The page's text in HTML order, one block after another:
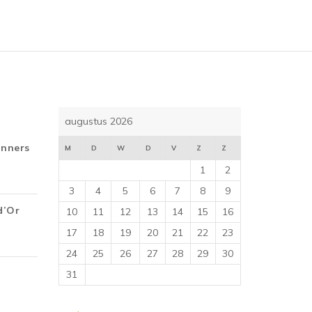
augustus 2026
M D W D V Z Z
1
2
3
4 5 6 7 8
9
10
11 12 13 14 15
16
17
18 19 20 21 22
23
24
25 26 27 28 29
30
31